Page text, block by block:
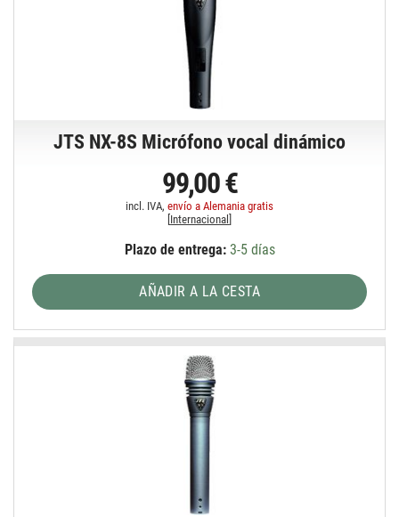
JTS NX-8S Micrófono vocal dinámico
99,00 €
incl. IVA,envío a Alemania gratis
Internacional
Plazo de entrega:3-5 días
AÑADIR A LA CESTA